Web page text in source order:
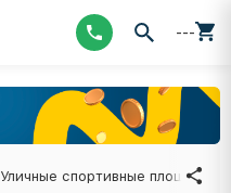
---
Уличные спортивные площадки